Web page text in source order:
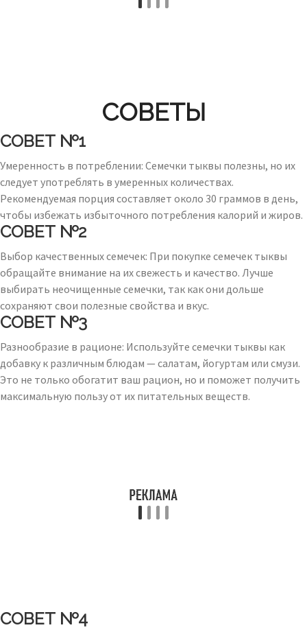
СОВЕТЫ
СОВЕТ №1
Умеренность в потреблении: Семечки тыквы полезны, но их
следует употреблять в умеренных количествах.
Рекомендуемая порция составляет около 30 граммов в день,
чтобы избежать избыточного потребления калорий и жиров.
СОВЕТ №2
Выбор качественных семечек: При покупке семечек тыквы
обращайте внимание на их свежесть и качество. Лучше
выбирать неочищенные семечки, так как они дольше
сохраняют свои полезные свойства и вкус.
СОВЕТ №3
Разнообразие в рационе: Используйте семечки тыквы как
добавку к различным блюдам — салатам, йогуртам или смузи.
Это не только обогатит ваш рацион, но и поможет получить
максимальную пользу от их питательных веществ.
СОВЕТ №4